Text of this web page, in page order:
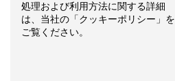
処理および利用方法に関する詳細
は、当社の「クッキーポリシー」を
ご覧ください。